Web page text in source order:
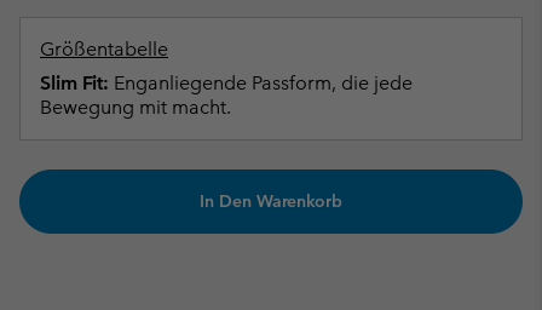
Größentabelle
Slim Fit: Enganliegende Passform, die jede
Bewegung mit macht.
In Den Warenkorb